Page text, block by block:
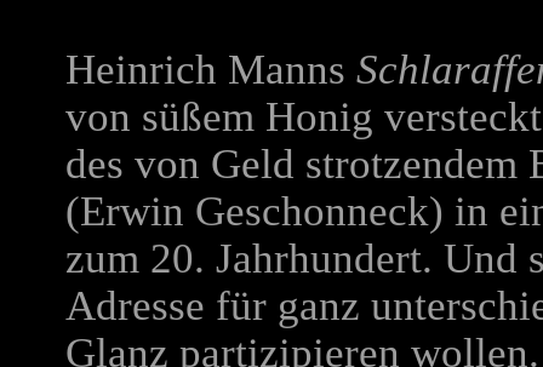
Heinrich Manns
von süßem Honig
des von Geld strotzendem
(Erwin Geschonneck) in
zum 20. Jahrhundert. Und
Adresse für ganz
Glanz partizipieren